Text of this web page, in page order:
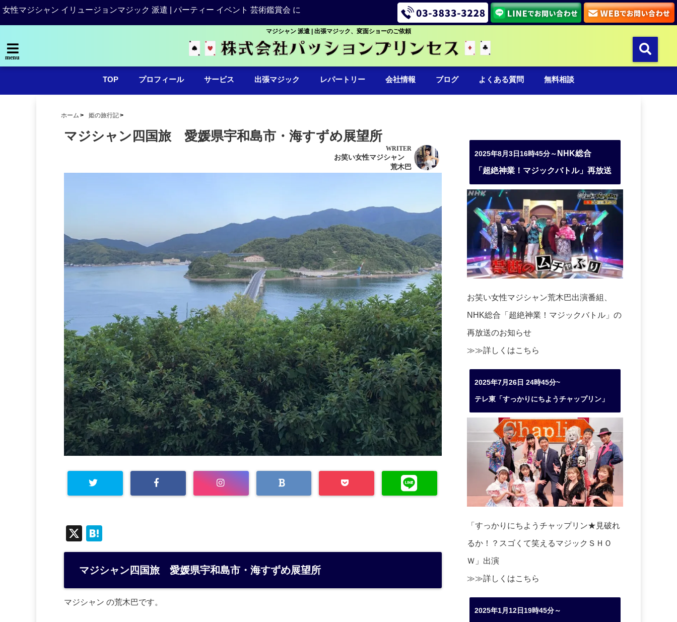
女性マジシャン イリュージョンマジック 派遣 | パーティー イベント 芸術鑑賞会 に
マジシャン 派遣 | 出張マジック、変面ショーのご依頼
menu
TOP プロフィール サービス 出張マジック レパートリー 会社情報 ブログ よくある質問 無料相談
ホーム 姫の旅行記
マジシャン四国旅 愛媛県宇和島市・海すずめ展望所
WRITER
お笑い女性マジシャン
荒木巴
X
at
e
a
マジシャン四国旅 愛媛県宇和島市・海すずめ展望所
マジシャン の荒木巴です。
2025年8月3日16時45分～ NHK総合
「超絶神業！マジックバトル」再放送
お笑い女性マジシャン荒木巴出演番組、
NHK総合「超絶神業！マジックバトル」の
再放送のお知らせ
≫≫詳しくはこちら
2025年7月26日 24時45分~
テレ東「すっかりにちようチャップリン」
「すっかりにちようチャップリン★見破れ
るか！？スゴくて笑えるマジックＳＨＯ
Ｗ」出演
≫≫詳しくはこちら
2025年1月12日19時45分～